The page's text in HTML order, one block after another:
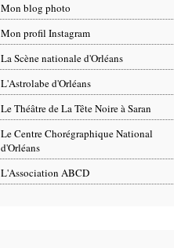
Mon blog photo
Mon profil Instagram
La Scène nationale d'Orléans
L'Astrolabe d'Orléans
Le Théâtre de La Tête Noire à Saran
Le Centre Chorégraphique National
d'Orléans
L'Association ABCD